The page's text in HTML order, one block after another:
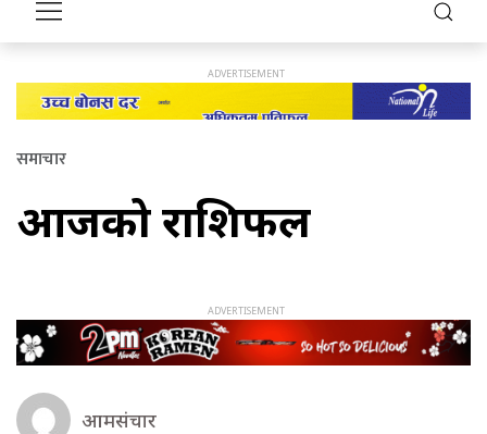
समाचार
आजको राशिफल
आमसंचार